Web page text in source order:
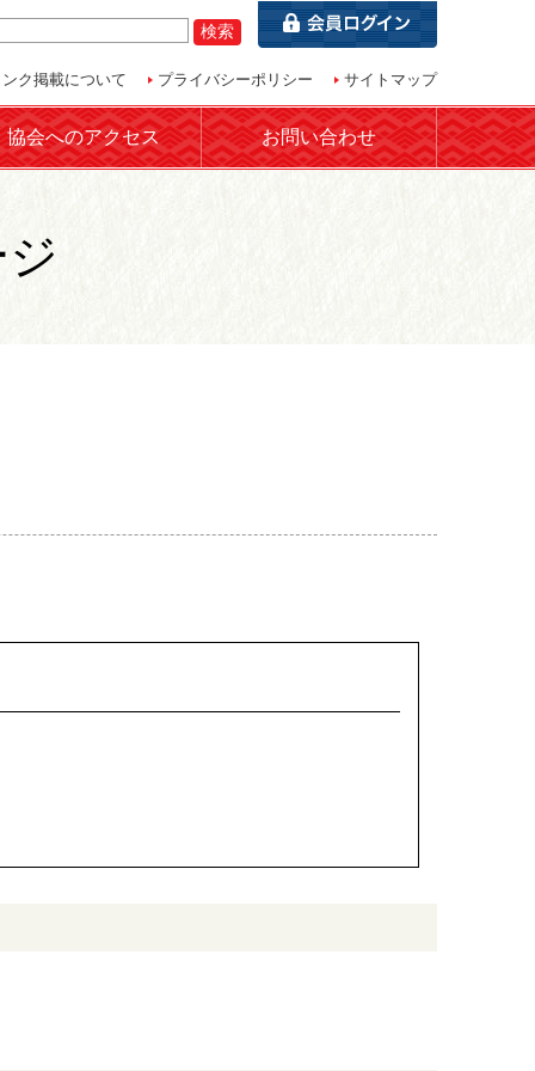
ク掲載について プライバシーポリシー サイトマップ
協会へのアクセス お問い合わせ